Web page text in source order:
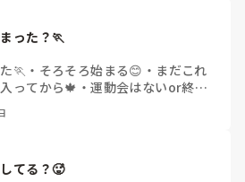
った？🏃
🏃 ・ そろそろ始まる😊 ・ まだこれ
ってから🍁 ・運動会はないor終わ
てる？🥵